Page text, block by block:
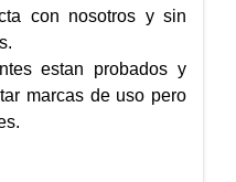
con nosotros y sin
estan probados y
marcas de uso pero